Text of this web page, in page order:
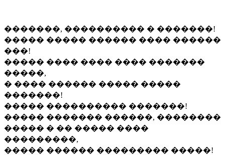
�������, ���������� � �������!
����� ����� ������ ���� ������
���!
����� ���� ���� ���� �������
�����,
� ���� ������ ����� �����
�������!
����� ���������� �������!
����� ������� ������, ��������
����� � �� ����� ����
���������,
����� ������ ��������� �����!